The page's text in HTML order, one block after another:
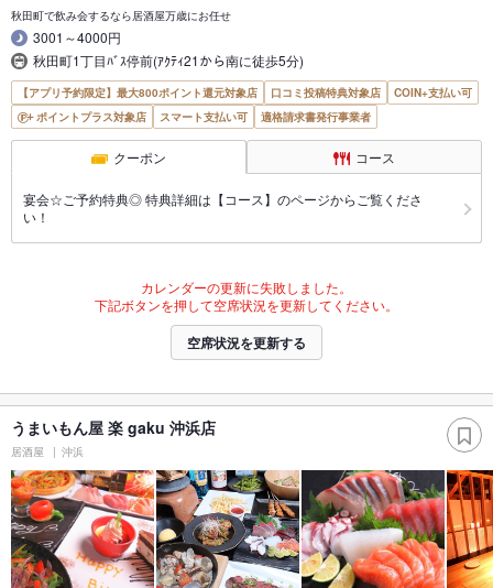
秋田町で飲み会するなら居酒屋万歳にお任せ
3001～4000円
秋田町1丁目ﾊﾞｽ停前(ｱｸﾃｨ21から南に徒歩5分)
【アプリ予約限定】最大800ポイント還元対象店 口コミ投稿特典対象店
COIN+支払い可
ポイントプラス対象店
スマート支払い可 適格請求書発行事業者
クーポン コース
宴会☆ご予約特典◎ 特典詳細は【コース】のページからご覧くださ
い！
カレンダーの更新に失敗しました。
下記ボタンを押して空席状況を更新してください。
空席状況を更新する
うまいもん屋 楽 gaku 沖浜店
居酒屋 沖浜